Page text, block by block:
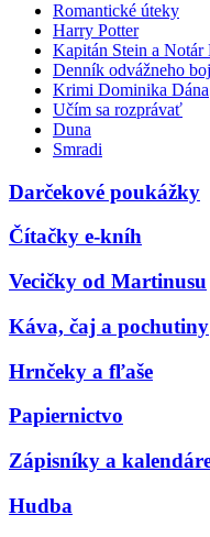
Romantické úteky
Harry Potter
Kapitán Stein a Notár
Denník odvážneho
Krimi Dominika Dána
Učím sa rozprávať
Duna
Smradi
Darčekové poukážky
Čítačky e-kníh
Vecičky od Martinusu
Káva, čaj a pochutiny
Hrnčeky a fľaše
Papiernictvo
Zápisníky a
Hudba